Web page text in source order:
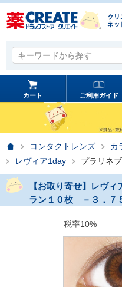
キーワードから探す
キーワードから探す
カート ご利用ガイド
ホームコンタクトレンズ
カ
レヴィア1day
プラリネ
【お取り寄せ】レヴ
ラン１０枚 －３．７
税率10%